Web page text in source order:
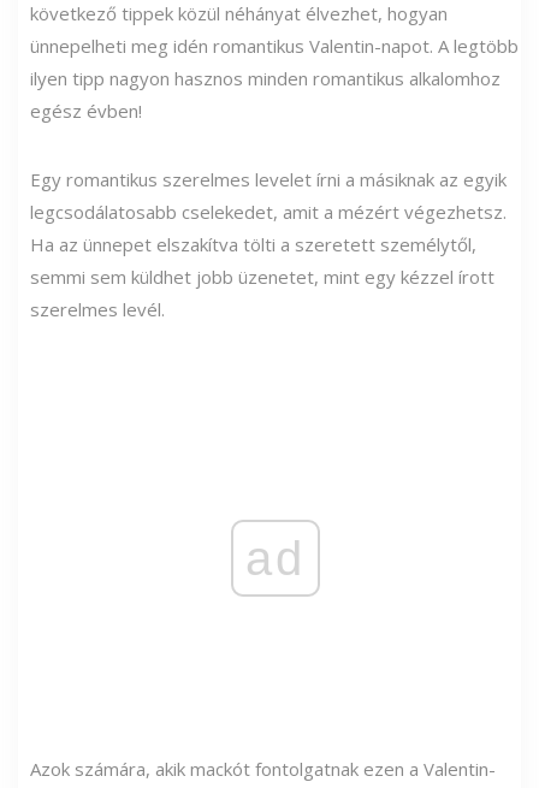
következő tippek közül néhányat élvezhet, hogyan
ünnepelheti meg idén romantikus Valentin-napot. A legtöbb
ilyen tipp nagyon hasznos minden romantikus alkalomhoz
egész évben!
Egy romantikus szerelmes levelet írni a másiknak az egyik
legcsodálatosabb cselekedet, amit a mézért végezhetsz.
Ha az ünnepet elszakítva tölti a szeretett személytől,
semmi sem küldhet jobb üzenetet, mint egy kézzel írott
szerelmes levél.
ad
Azok számára, akik mackót fontolgatnak ezen a Valentin-